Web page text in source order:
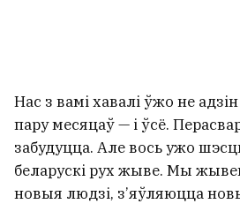
Нас з вамі хавалі ўжо не
пару месяцаў — і ўсё.
забудуцца. Але вось ужо
беларускі рух жыве. Мы
новыя людзі, з’яўляюцца